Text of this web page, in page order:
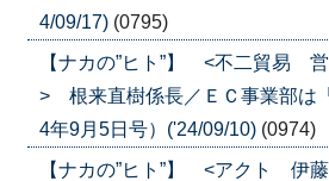
4/09/17) (0795)
【ナカの”ヒト”】 <不二貿易
> 根来直樹係長／ＥＣ事業部は
4年9月5日号）('24/09/10) (0974)
【ナカの”ヒト”】 <アクト 伊